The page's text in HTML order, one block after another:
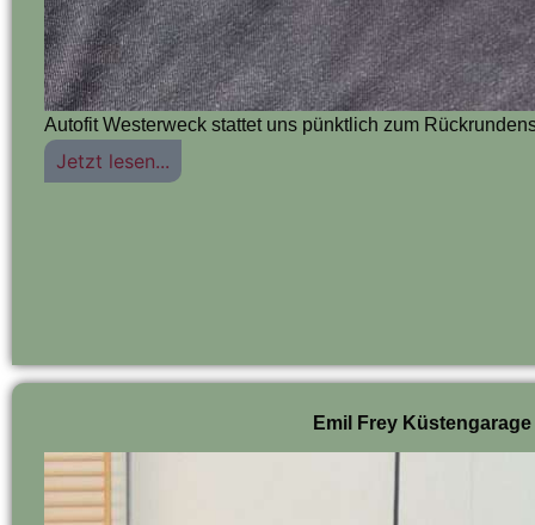
Autofit Westerweck stattet uns pünktlich zum
Jetzt lesen...
Emil Frey